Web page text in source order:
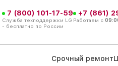
7 (800) 101-17-59
Служба техподдержки LG
- бесплатно по России
+7 (861)
Работаем с
Срочный ремонт